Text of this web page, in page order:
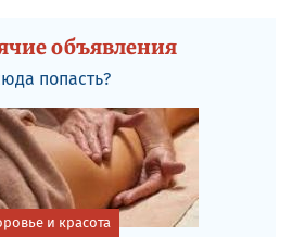
объявления
попасть?
и красота